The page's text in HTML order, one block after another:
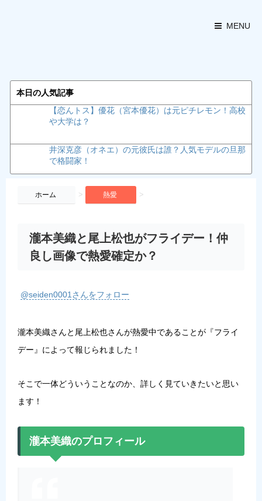
MENU
本日の人気記事
【恋んトス】優花（宮本優花）は元ピチレモン！高校
や大学は？
井深克彦（オネエ）の元彼氏は誰？人気モデルの旦那
で格闘家！
ホーム > 熱愛 >
瀧本美織と尾上松也がフライデー！仲
良し画像で熱愛確定か？
@seiden0001さんをフォロー
瀧本美織さんと尾上松也さんが熱愛中であることが『フライ
デー』によって報じられました！
そこで一体どういうことなのか、詳しく見ていきたいと思い
ます！
瀧本美織のプロフィール